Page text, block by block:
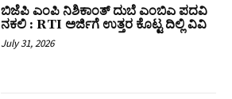
ಬಿಜೆಪಿ ಎಂಪಿ ನಿಶಿಕಾಂತ್ ದುಬೆ ಎಂಬಿಎ ಪದವಿ
ನಕಲಿ : RTI ಅರ್ಜಿಗೆ ಉತ್ತರ ಕೊಟ್ಟ ದಿಲ್ಲಿ ವಿವಿ
July 31, 2026